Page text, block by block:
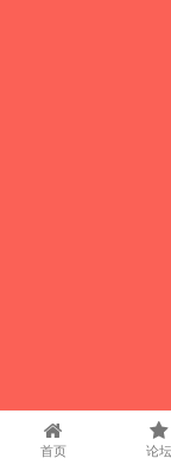
首页 论坛